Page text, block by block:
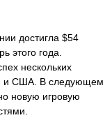
достигла $54
этого года.
нескольких
и США. В следующем
новую игровую